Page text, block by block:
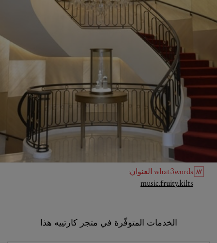
what3words العنوان:
music.fruity.kilts
Link Opens in New Tab
الخدمات المتوفّرة في متجر كارتييه هذا